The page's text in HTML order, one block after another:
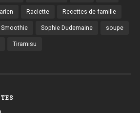
Raclette Recettes de famille
Smoothie Sophie Dudemaine soupe
Tiramisu